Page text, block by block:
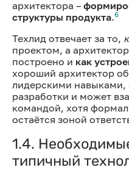
архитектора –
структуры продукта.6
Техлид отвечает за то,
проектом, а архитектор
построено и как
хороший архитектор
лидерскими
разработки и может
командой, хотя
остаётся зоной
1.4.
типичный